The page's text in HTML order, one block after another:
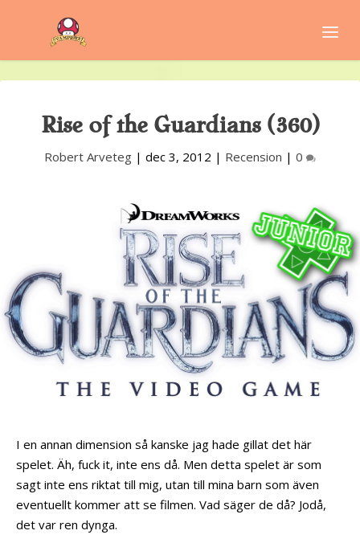
Rise of the Guardians (360)
Robert Arveteg | dec 3, 2012 | Recension | 0
I en annan dimension så kanske jag hade gillat det här
spelet. Äh, fuck it, inte ens då. Men detta spelet är som
sagt inte ens riktat till mig, utan till mina barn som även
eventuellt kommer att se filmen. Vad säger de då? Jodå,
det var ren dynga.